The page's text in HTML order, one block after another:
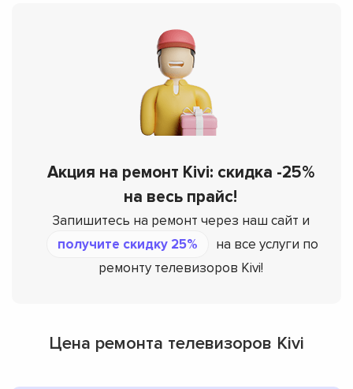
Акция на ремонт Kivi: скидка -25%
на весь прайс!
Запишитесь на ремонт через наш сайт и
получите скидку 25%
на все услуги по
ремонту телевизоров Kivi!
Цена ремонта телевизоров Kivi